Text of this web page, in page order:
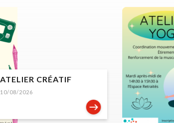
10/08/2026
ATELIER CRÉATIF